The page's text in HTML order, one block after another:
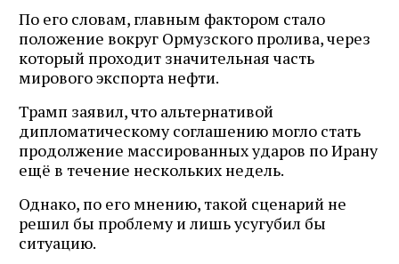
По его словам, главным фактором стало
положение вокруг Ормузского пролива, через
который проходит значительная часть
мирового экспорта нефти.
Трамп заявил, что альтернативой
дипломатическому соглашению могло стать
продолжение массированных ударов по Ирану
ещё в течение нескольких недель.
Однако, по его мнению, такой сценарий не
решил бы проблему и лишь усугубил бы
ситуацию.